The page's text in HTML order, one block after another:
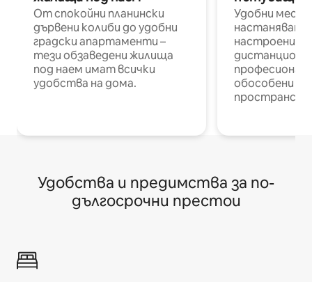
От спокойни планински
дървени колиби до удобни
градски апартаменти –
тези обзаведени жилища
под наем имат всички
удобства на дома.
Удобни
настаняване
настроени и
обособени
Удобства и предимства за по-
дългосрочни престои